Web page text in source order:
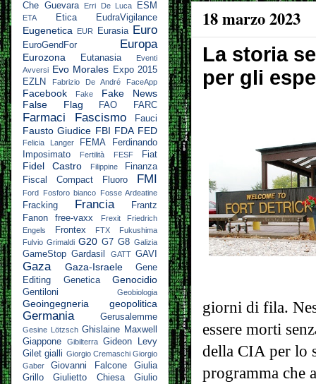
18 marzo 2023
La storia
per gli
giorni di fila.
essere morti
della CIA per lo
programma che
Che Guevara
Erri De Luca ESM
ETA Etica EudraVigilance
Eugenetica EUR Eurasia Euro
EuroGendFor Europa
Eurozona Eutanasia
Eventi
Avversi Evo Morales Expo 2015
EZLN
Fabrizio De André FaceApp
Facebook Fake
Fake News
False Flag
FAO FARC
Farmaci Fascismo Fauci
Fausto Giudice FBI FDA FED
Felicia Langer FEMA
Ferdinando
Imposimato
Fertilità FESF Fiat
Fidel Castro Filippine
Finanza
Fiscal Compact
Fluoro FMI
Ford Fosforo bianco Fosse Ardeatine
Fracking Francia
Frantz
Fanon
free-vaxx Frexit
Friedrich
Engels
Frontex FTX
Fukushima
Fulvio Grimaldi G20 G7 G8 Galizia
GameStop Gardasil GATT GAVI
Gaza Gaza-Israele
Gene
Editing
Genetica Genocidio
Gentiloni Geobiologia
Geoingegneria geopolitica
Germania Gerusalemme
Gesine Lötzsch Ghislaine Maxwell
Giappone
Gibilterra Gideon Levy
Gilet gialli Giorgio Cremaschi Giorgio
Gaber
Giovanni Falcone
Giulia
Grillo
Giulietto Chiesa
Giulio